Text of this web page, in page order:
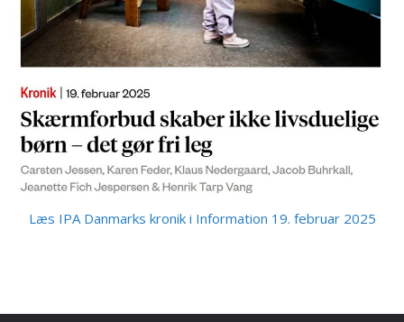
Læs IPA Danmarks kronik i Information 19. februar 2025